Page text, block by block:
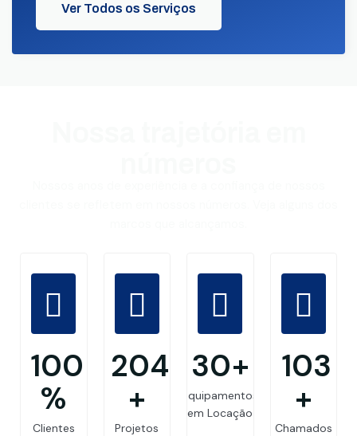
Ver Todos os Serviços
99.8
%
Clientes
205
+
Projetos
30+
Equipamentos
em Locação
103
+
Chamados